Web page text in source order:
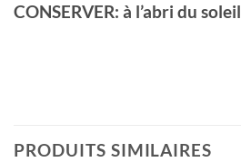
CONSERVER: à l’abri du soleil
PRODUITS SIMILAIRES